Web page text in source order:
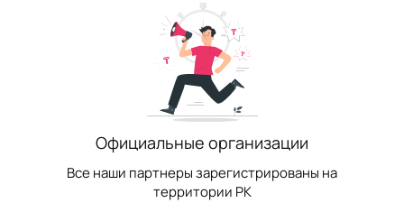
Официальные организации
Все наши партнеры зарегистрированы на
территории РК